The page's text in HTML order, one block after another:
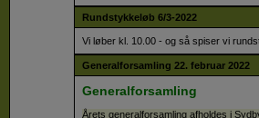
Rundstykkeløb 6/3-2022
Vi løber kl. 10.00 - og så spiser vi
Generalforsamling 22. februar 2022
Generalforsamling
Årets generalforsamling afholdes i